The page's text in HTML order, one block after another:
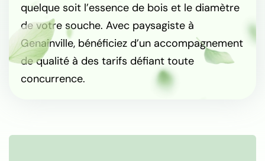
quelque soit l’essence de bois et le diamètre
de votre souche. Avec paysagiste à
Genainville, bénéficiez d’un accompagnement
de qualité à des tarifs défiant toute
concurrence.